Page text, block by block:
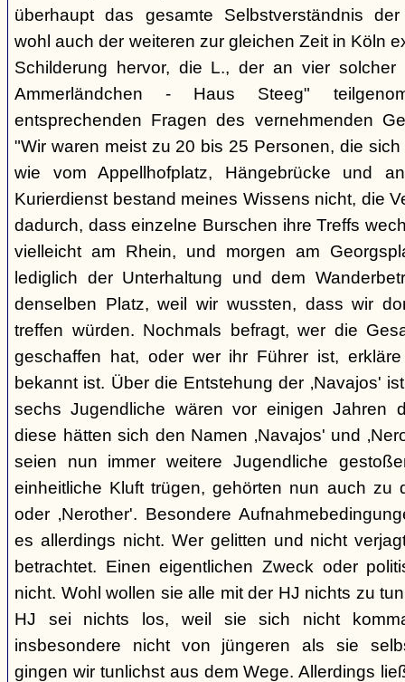
überhaupt das gesamte Selbstverständnis
wohl auch der weiteren zur gleichen Zeit in Köln
Schilderung hervor, die L., der an vier
Ammerländchen - Haus Steeg"
entsprechenden Fragen des vernehmenden
"Wir waren meist zu 20 bis 25 Personen, die
wie vom Appellhofplatz, Hängebrücke und
Kurierdienst bestand meines Wissens nicht, die
dadurch, dass einzelne Burschen ihre Treffs
vielleicht am Rhein, und morgen am
lediglich der Unterhaltung und dem
denselben Platz, weil wir wussten, dass wir
treffen würden. Nochmals befragt, wer die
geschaffen hat, oder wer ihr Führer ist,
bekannt ist. Über die Entstehung der ‚Navajos'
sechs Jugendliche wären vor einigen Jahren
diese hätten sich den Namen ‚Navajos' und
seien nun immer weitere Jugendliche
einheitliche Kluft trügen, gehörten nun auch zu
oder ‚Nerother'. Besondere
es allerdings nicht. Wer gelitten und nicht
betrachtet. Einen eigentlichen Zweck oder
nicht. Wohl wollen sie alle mit der HJ nichts zu
HJ sei nichts los, weil sie sich nicht
insbesondere nicht von jüngeren als sie
gingen wir tunlichst aus dem Wege. Allerdings